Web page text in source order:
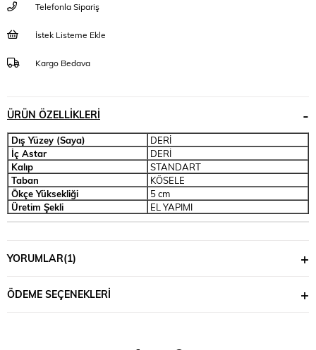
Telefonla Sipariş
İstek Listeme Ekle
Kargo Bedava
ÜRÜN ÖZELLIKLERI
Dış Yüzey (Saya)
DERİ
İç Astar
DERİ
Kalıp
STANDART
Taban
KÖSELE
Ökçe Yüksekliği
5 cm
Üretim Şekli
EL YAPIMI
YORUMLAR(1)
ÖDEME SEÇENEKLERI